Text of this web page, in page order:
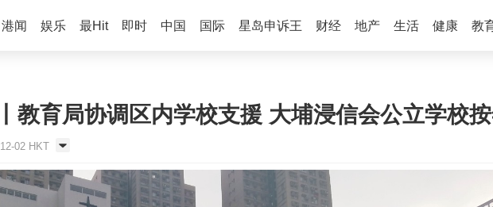
港闻 娱乐 最Hit 即时 中国 国际 星岛申诉王 财经 地产 生活 健康 教
教育局协调区内学校支援 大埔浸信会公立学校
02 HKT